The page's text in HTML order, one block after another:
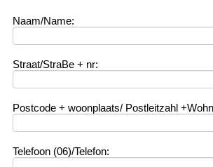
Naam/Name:
Straat/StraBe + nr:
Postcode + woonplaats/ Postleitzahl
Telefoon (06)/Telefon: